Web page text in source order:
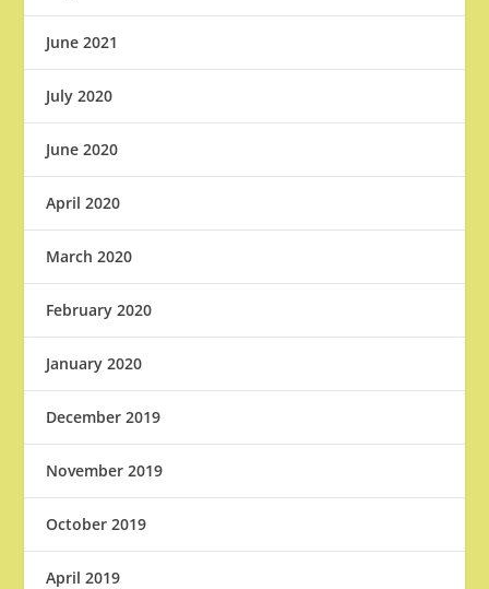
June 2021
July 2020
June 2020
April 2020
March 2020
February 2020
January 2020
December 2019
November 2019
October 2019
April 2019